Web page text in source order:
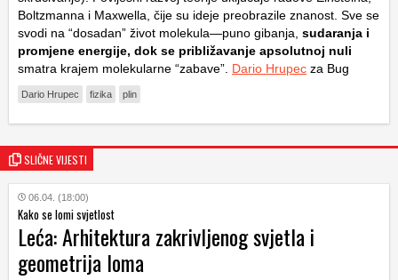
Boltzmanna i Maxwella, čije su ideje preobrazile znanost. Sve se
svodi na “dosadan” život molekula—puno gibanja, sudaranja i
promjene energije, dok se približavanje apsolutnoj nuli
smatra krajem molekularne “zabave”. Dario Hrupec za Bug
Dario Hrupec fizika plin
SLIČNE VIJESTI
06.04. (18:00)
Kako se lomi svjetlost
Leća: Arhitektura zakrivljenog svjetla i
geometrija loma